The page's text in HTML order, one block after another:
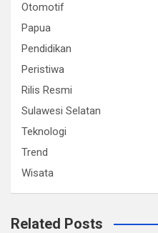
Otomotif
Papua
Pendidikan
Peristiwa
Rilis Resmi
Sulawesi Selatan
Teknologi
Trend
Wisata
Related Posts